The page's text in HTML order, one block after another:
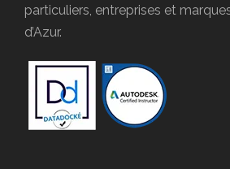
particuliers, entreprises et
d’Azur.